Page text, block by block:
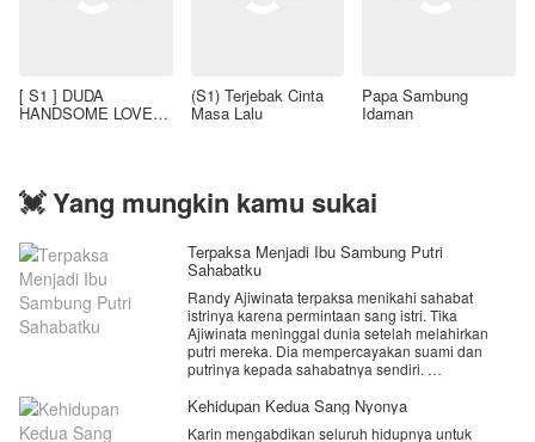
[ S1 ] DUDA
HANDSOME LOVE
(S1) Terjebak Cinta
Masa Lalu
Papa Sambung
Idaman
💓 Yang mungkin kamu sukai
Terpaksa Menjadi Ibu Sambung Putri
Sahabatku
Randy Ajiwinata terpaksa menikahi sahabat
istrinya karena permintaan sang istri. Tika
Ajiwinata meninggal dunia setelah melahirkan
putri mereka. Dia mempercayakan suami dan
putrinya kepada sahabatnya sendiri.
Karena permintaan terakhir sang sahabat. Rania
Kehidupan Kedua Sang Nyonya
Karin mengabdikan seluruh hidupnya untuk